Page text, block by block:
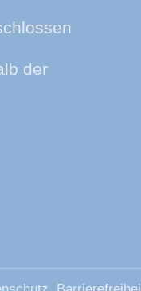
der